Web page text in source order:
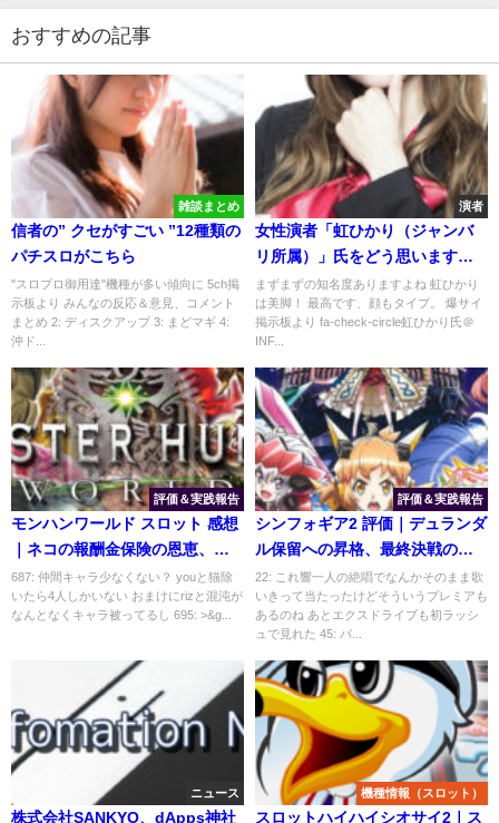
おすすめの記事
雑談まとめ
信者の” クセがすごい ”12種類の
パチスロがこちら
"スロプロ御用達"機種が多い傾向に 5ch掲
示板より みんなの反応＆意見、コメント
まとめ 2: ディスクアップ 3: まどマギ 4:
沖ド...
演者
女性演者「虹ひかり（ジャンバ
リ所属）」氏をどう思います
か？
まずまずの知名度ありますよね 虹ひかり
は美脚！ 最高です、顔もタイプ。 爆サイ
掲示板より fa-check-circle虹ひかり氏＠
INF...
評価＆実践報告
モンハンワールド スロット 感想
｜ネコの報酬金保険の恩恵、同
一モンスターの連続
687: 仲間キャラ少なくない？ youと猫除
いたら4人しかいない おまけにrizと混沌が
なんとなくキャラ被ってるし 695: >&g...
評価＆実践報告
シンフォギア2 評価｜デュランダ
ル保留への昇格、最終決戦のオ
ール翼パネル
22: これ響一人の絶唱でなんかそのまま歌
いきって当たったけどそういうプレミアも
あるのね あとエクスドライブも初ラッシ
ュで見れた 45: パ...
ニュース
株式会社SANKYO、dApps神社
機種情報（スロット）
スロットハイハイシオサイ2｜ス